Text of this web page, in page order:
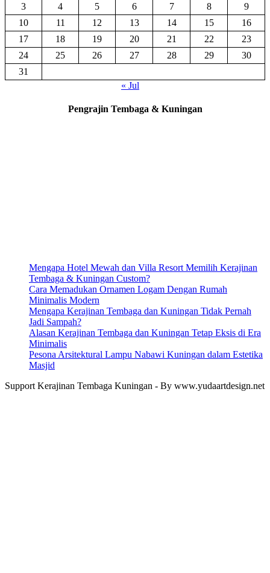
3
4 5 6 7 8
9
10
11 12 13 14 15
16
17
18 19 20 21 22
23
24
25 26 27 28 29
30
31
« Jul
Pengrajin Tembaga & Kuningan
Mengapa Hotel Mewah dan Villa Resort Memilih Kerajinan
Tembaga & Kuningan Custom?
Cara Memadukan Ornamen Logam Dengan Rumah
Minimalis Modern
Mengapa Kerajinan Tembaga dan Kuningan Tidak Pernah
Jadi Sampah?
Alasan Kerajinan Tembaga dan Kuningan Tetap Eksis di Era
Minimalis
Pesona Arsitektural Lampu Nabawi Kuningan dalam Estetika
Masjid
Support Kerajinan Tembaga Kuningan - By www.yudaartdesign.net